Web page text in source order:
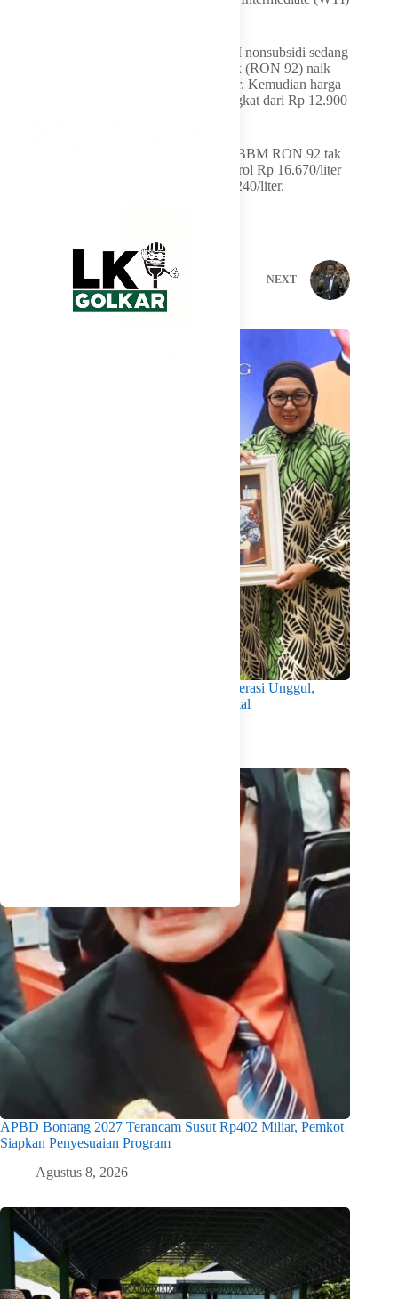
Sejak beberapa pekan terakhir, harga BBM nonsubsidi sedang
tinggi-tingginya. Misalnya, harga Pertamax (RON 92) naik
dari Rp 12.300 menjadi Rp 16.250 per liter. Kemudian harga
Pertamax Green 95 (RON 95) juga meningkat dari Rp 12.900
Sementara untuk SPBU swasta, kenaikan BBM RON 92 tak
terlalu beda jauh. Sekarang BP 92 dibanderol Rp 16.670/liter
dan VIVO Revvo 95 yang tembus Rp 17.240/liter.
PREVIOUS NEXT
Related Posts
Wabup Intan Dorong Mahasiswa Jadi Generasi Unggul,
Berkarakter dan Sadar Hukum di Era Digital
APBD Bontang 2027 Terancam Susut Rp402 Miliar, Pemkot
Siapkan Penyesuaian Program
Agustus 8, 2026